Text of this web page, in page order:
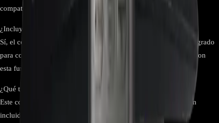
compatibles.
¿Incluye soporte para comandos de voz?
Sí, el control Samsung BN59-01298D incluye un micrófono integrado
para comandos de voz, siempre que el televisor sea compatible con
esta función.
¿Qué tipo de baterías utiliza?
Este control remoto utiliza dos baterías AAA, las cuales no están
incluidas en el paquete.